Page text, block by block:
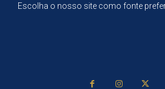
Escolha o nosso site como fonte